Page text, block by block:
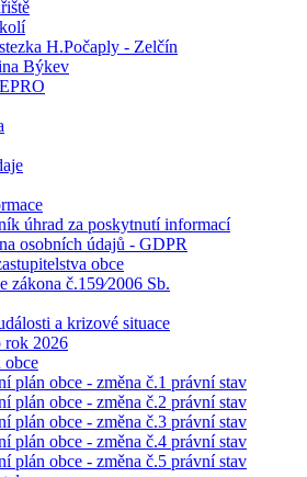
H.Počaply - Zelčín
Býkev
úhrad za poskytnutí informací
osobních údajů - GDPR
obce
zákona č.159⁄2006 Sb.
a krizové situace
rok 2026
obce
plán obce - změna č.1 právní stav
plán obce - změna č.2 právní stav
plán obce - změna č.3 právní stav
plán obce - změna č.4 právní stav
plán obce - změna č.5 právní stav